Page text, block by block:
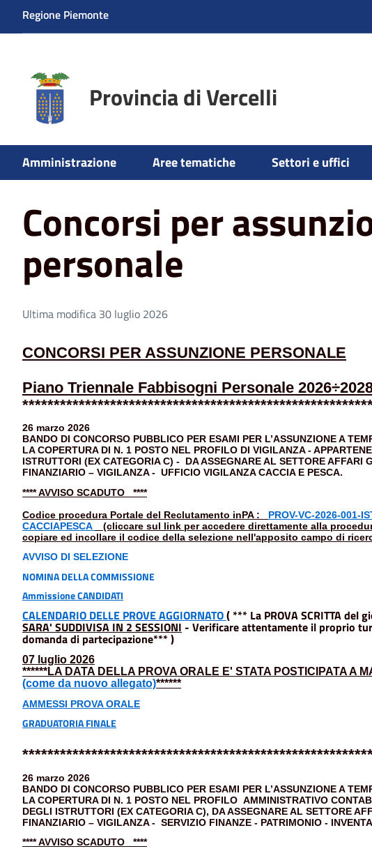
Regione Piemonte
Provincia di Vercelli
Amministrazione Aree tematiche Settori e uffici
Home Aree tematiche Bandi e Concorsi Concorsi per
Concorsi per
personale
Ultima modifica 30 luglio 2026
CONCORSI PER ASSUNZIONE PERSONALE
Piano Triennale Fabbisogni Personale
26 marzo 2026
BANDO DI CONCORSO PUBBLICO PER ESAMI PER L’ASSUNZIONE A
LA COPERTURA DI N. 1 POSTO NEL PROFILO DI VIGILANZA -
ISTRUTTORI (EX CATEGORIA C) - DA ASSEGNARE AL SETTORE AFFARI
FINANZIARIO – VIGILANZA - UFFICIO VIGILANZA CACCIA E PESCA.
**** AVVISO SCADUTO ****
Codice procedura Portale del Reclutamento inPA : PROV-VC-2026-001-
CACCIAPESCA
(cliccare sul link per accedere direttamente alla
copiare ed incollare il codice della selezione nell'apposito campo di
AVVISO DI SELEZIONE
NOMINA DELLACOMMISSIONE
Ammissione CANDIDATI
CALENDARIO DELLE PROVE AGGIORNATO( *** La PROVA SCRITTA del
SARA' SUDDIVISA IN 2 SESSIONI - Verificare attentamente il proprio
domanda di partecipazione*** )
07 luglio 2026
******LA DATA DELLA PROVA ORALE E' STATA POSTICIPATA A
(come da nuovo allegato)******
AMMESSI PROVA ORALE
GRADUATORIA FINALE
26 marzo 2026
BANDO DI CONCORSO PUBBLICO PER ESAMI PER L’ASSUNZIONE A
LA COPERTURA DI N. 1 POSTO NEL PROFILO AMMINISTRATIVO
DEGLI ISTRUTTORI (EX CATEGORIA C), DA ASSEGNARE AL SETTORE
FINANZIARIO – VIGILANZA - SERVIZIO FINANZE - PATRIMONIO -
**** AVVISO SCADUTO ****